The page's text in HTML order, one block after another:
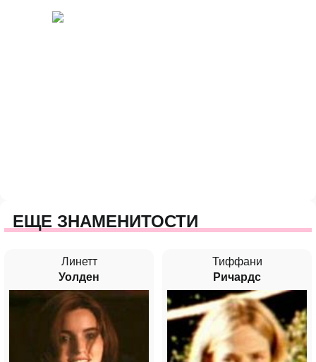
ЕЩЕ ЗНАМЕНИТОСТИ
Линетт
Уолден
Тиффани
Ричардс